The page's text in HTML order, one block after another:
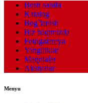
Bosh sahifa
Katalog
Bog`lanish
Biz haqimizda
Fotogalereya
Yangiliklar
Maqolalar
Aksiyalar
Menyu